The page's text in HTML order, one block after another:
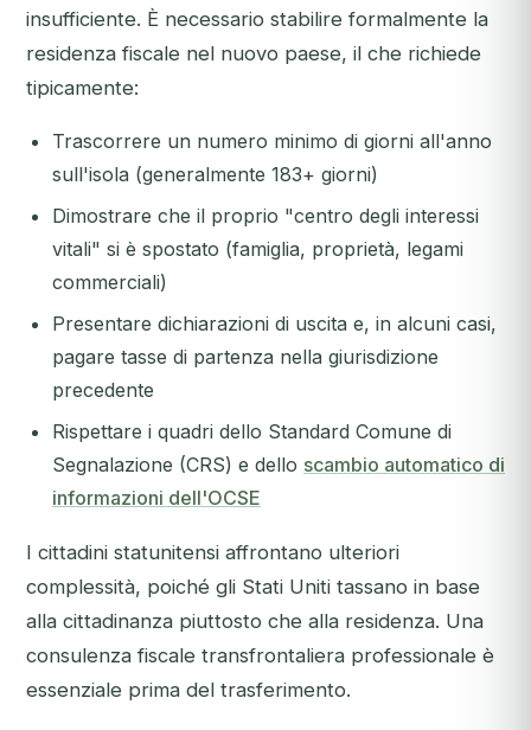
insufficiente. È necessario stabilire formalmente la
residenza fiscale nel nuovo paese, il che richiede
tipicamente:
Trascorrere un numero minimo di giorni all'anno
sull'isola (generalmente 183+ giorni)
Dimostrare che il proprio "centro degli interessi
vitali" si è spostato (famiglia, proprietà, legami
commerciali)
Presentare dichiarazioni di uscita e, in alcuni casi,
pagare tasse di partenza nella giurisdizione
precedente
Rispettare i quadri dello Standard Comune di
Segnalazione (CRS) e dello scambio automatico di
informazioni dell'OCSE
I cittadini statunitensi affrontano ulteriori
complessità, poiché gli Stati Uniti tassano in base
alla cittadinanza piuttosto che alla residenza. Una
consulenza fiscale transfrontaliera professionale è
essenziale prima del trasferimento.